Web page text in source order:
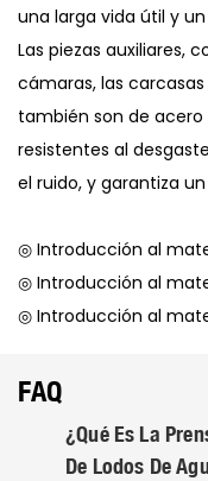
una larga vida útil y
Las piezas auxiliares,
cámaras, las
también son de
resistentes al
el ruido, y garantiza
◎ Introducción al
◎ Introducción al
◎ Introducción al
FAQ
¿Qué Es La
De Lodos De